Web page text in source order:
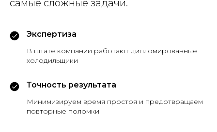
самые сложные задачи.
Экспертиза
В штате компании работают дипломированные
холодильщики
Точность результата
Минимизируем время простоя и предотвращаем
повторные поломки